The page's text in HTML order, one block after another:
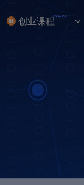
创业课程NEW